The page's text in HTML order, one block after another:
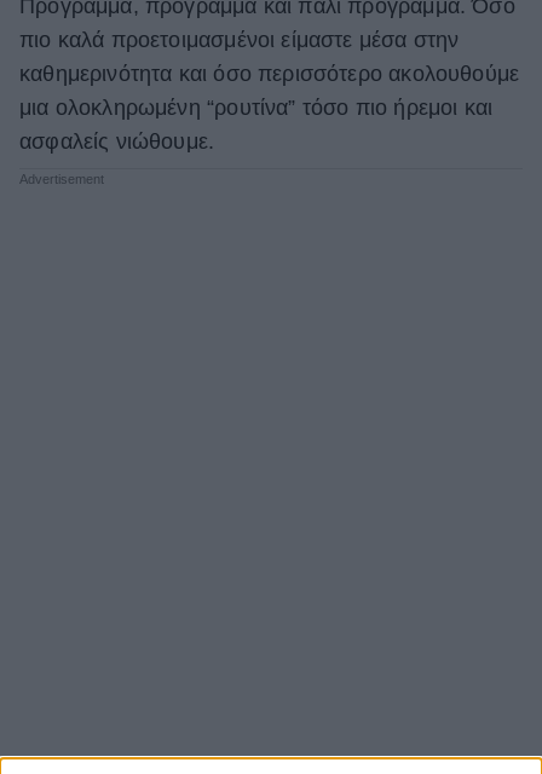
Πρόγραμμα, πρόγραμμα και πάλι πρόγραμμα. Όσο
πιο καλά προετοιμασμένοι είμαστε μέσα στην
καθημερινότητα και όσο περισσότερο ακολουθούμε
μια ολοκληρωμένη “ρουτίνα” τόσο πιο ήρεμοι και
ασφαλείς νιώθουμε.